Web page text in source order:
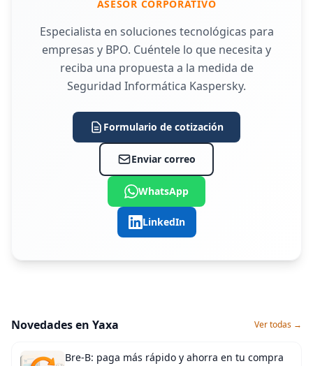
ASESOR CORPORATIVO
Especialista en soluciones tecnológicas para
empresas y BPO. Cuéntele lo que necesita y
reciba una propuesta a la medida de
Seguridad Informática Kaspersky.
Formulario de cotización
Enviar correo
WhatsApp
LinkedIn
Novedades en Yaxa Ver todas →
Bre-B: paga más rápido y ahorra en tu compra